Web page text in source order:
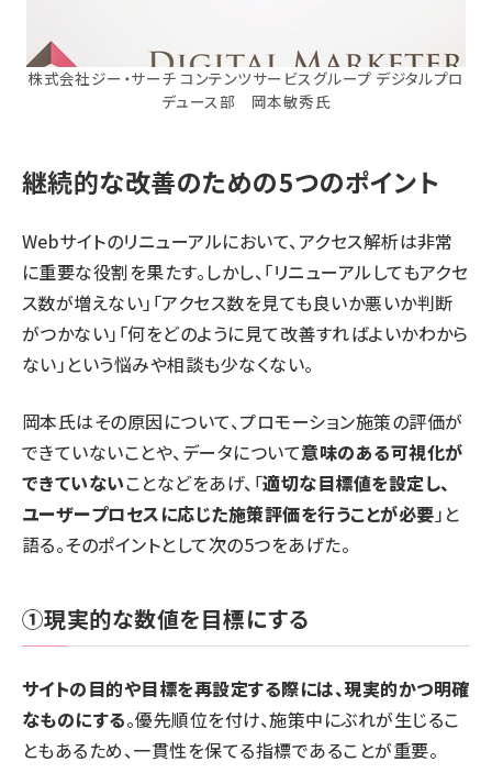
株式会社ジー・サーチ コンテンツサービスグループ デジタルプロ
デュース部 岡本敏秀氏
継続的な改善のための5つのポイント
Webサイトのリニューアルにおいて、アクセス解析は非常
に重要な役割を果たす。しかし、「リニューアルしてもアクセ
ス数が増えない」「アクセス数を見ても良いか悪いか判断
がつかない」「何をどのように見て改善すればよいかわから
ない」という悩みや相談も少なくない。
岡本氏はその原因について、プロモーション施策の評価が
できていないことや、データについて意味のある可視化が
できていないことなどをあげ、「適切な目標値を設定し、
ユーザープロセスに応じた施策評価を行うことが必要 」と
語る。そのポイントとして次の5つをあげた。
①現実的な数値を目標にする
サイトの目的や目標を再設定する際には、現実的かつ明確
なものにする。優先順位を付け、施策中にぶれが生じるこ
ともあるため、一貫性を保てる指標であることが重要。